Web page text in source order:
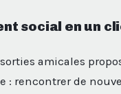
social en un
amicales
: rencontrer de